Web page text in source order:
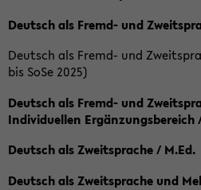
Deutsch als Fremd- und
Deutsch als Fremd- und
bis SoSe 2025)
Deutsch als Fremd- und
Individuellen Ergänzungsbereich
Deutsch als Zweitsprache / M.Ed.
Deutsch als Zweitsprache und